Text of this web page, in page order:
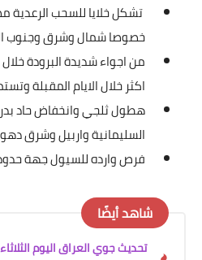
تشكل خلايا للسحب الرعدية
خصوصا شمال وشرق وجنوب
من اجواء شديدة البرودة
اكثر خلال الايام المقبلة وتستمر
هطول ثلجي وانخفاض حاد
السليمانية واربيل وشرق
فرص وارده للسيول جهة
شاهد أيضًا
تحديث جوي العراق اليوم